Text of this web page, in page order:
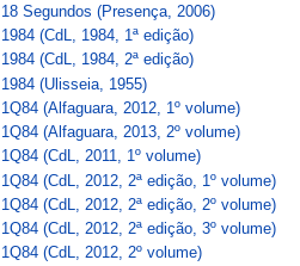
18 Segundos (Presença, 2006)
1984 (CdL, 1984, 1ª edição)
1984 (CdL, 1984, 2ª edição)
1984 (Ulisseia, 1955)
1Q84 (Alfaguara, 2012, 1º volume)
1Q84 (Alfaguara, 2013, 2º volume)
1Q84 (CdL, 2011, 1º volume)
1Q84 (CdL, 2012, 2ª edição, 1º volume)
1Q84 (CdL, 2012, 2ª edição, 2º volume)
1Q84 (CdL, 2012, 2ª edição, 3º volume)
1Q84 (CdL, 2012, 2º volume)